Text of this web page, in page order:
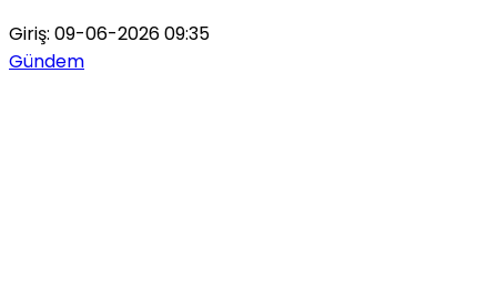
Giriş: 09-06-2026 09:35
Gündem